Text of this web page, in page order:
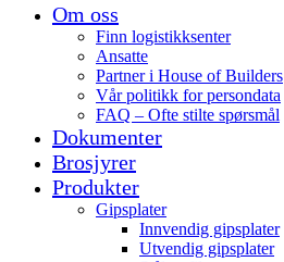
Om oss
Finn logistikksenter
Ansatte
Partner i House of Builders
Vår politikk for persondata
FAQ – Ofte stilte spørsmål
Dokumenter
Brosjyrer
Produkter
Gipsplater
Innvendig gipsplater
Utvendig gipsplater